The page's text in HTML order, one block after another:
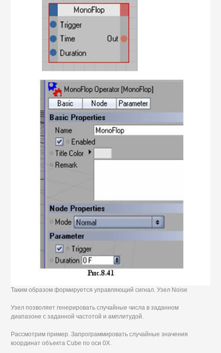
Таким образом формируется управляющий сигнал. Узел Noise
Узел позволяет генерировать случайные числа в заданном
диапазоне с заданной частотой и амплитудой.
Рассмотрим пример. Запрограммировать случайные значения
координат объекта Cube по оси 0Х.